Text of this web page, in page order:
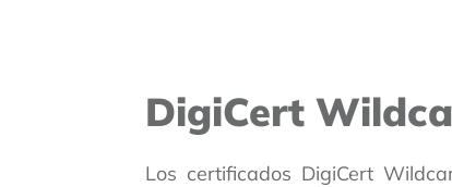
DigiCert
Los certificados DigiCert